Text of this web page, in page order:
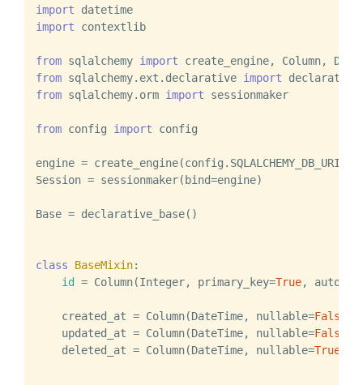
import
import contextlib
from sqlalchemy import
from sqlalchemy.ext.declarative import
from sqlalchemy.orm import sessionmaker
from config import config
engine = create_engine(config.SQLALCHEMY_DB_URI,
Session = sessionmaker(bind=engine)
Base = declarative_base()
class BaseMixin:
id
= Column(Integer, primary_key=True,
    created_at = Column(DateTime, nullable=
False
    updated_at = Column(DateTime, nullable=
False
    deleted_at = Column(DateTime, nullable=
True